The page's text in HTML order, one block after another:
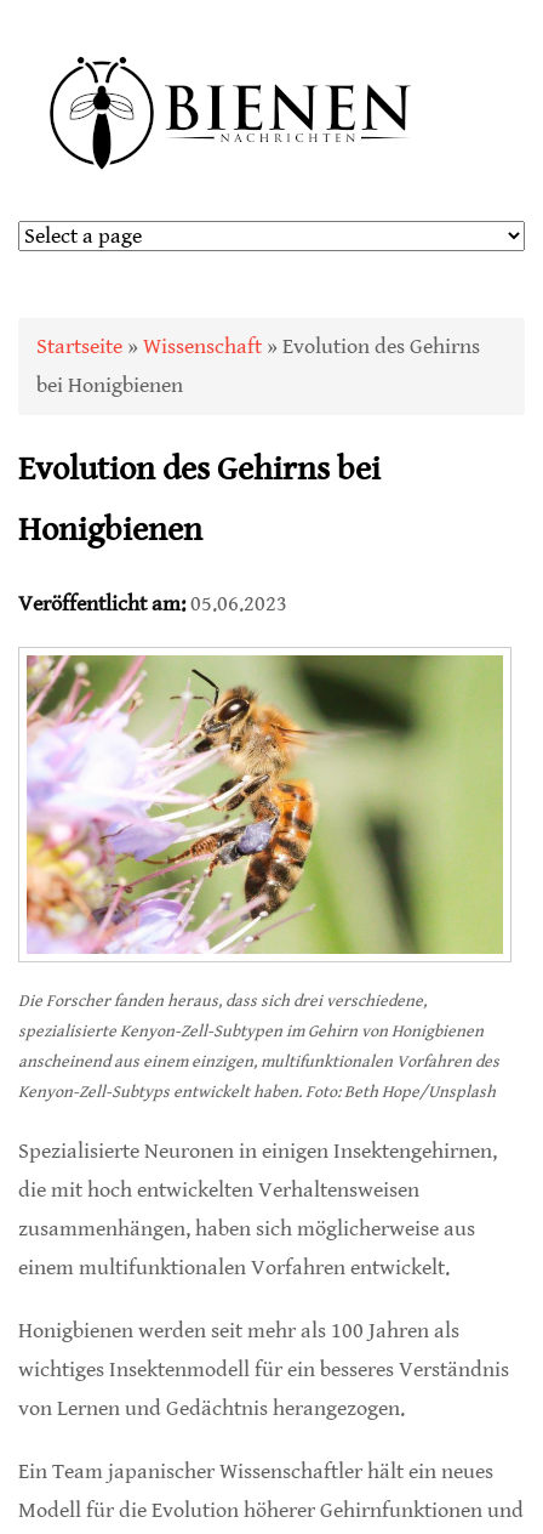
Sie sind hier
Startseite » Wissenschaft » Evolution des Gehirns
bei Honigbienen
Evolution des Gehirns bei
Honigbienen
Veröffentlicht am:05.06.2023
Die Forscher fanden heraus, dass sich drei verschiedene,
spezialisierte Kenyon-Zell-Subtypen im Gehirn von Honigbienen
anscheinend aus einem einzigen, multifunktionalen Vorfahren des
Kenyon-Zell-Subtyps entwickelt haben. Foto: Beth Hope/Unsplash
Spezialisierte Neuronen in einigen Insektengehirnen,
die mit hoch entwickelten Verhaltensweisen
zusammenhängen, haben sich möglicherweise aus
einem multifunktionalen Vorfahren entwickelt.
Honigbienen werden seit mehr als 100 Jahren als
wichtiges Insektenmodell für ein besseres Verständnis
von Lernen und Gedächtnis herangezogen.
Ein Team japanischer Wissenschaftler hält ein neues
Modell für die Evolution höherer Gehirnfunktionen und